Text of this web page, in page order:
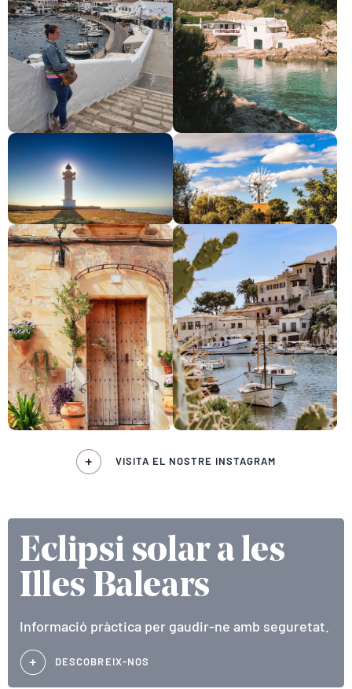
VISITA EL NOSTRE INSTAGRAM
Eclipsi solar a les
Illes Balears
Informació pràctica per gaudir-ne amb seguretat.
DESCOBREIX-NOS